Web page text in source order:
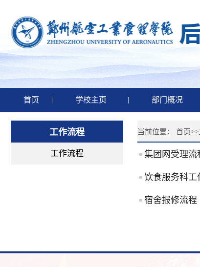
首页 | 学校主页 | 部门概况
工作流程
工作流程
当前位置： 首页>>
集团网受理流
饮食服务科工
宿舍报修流程